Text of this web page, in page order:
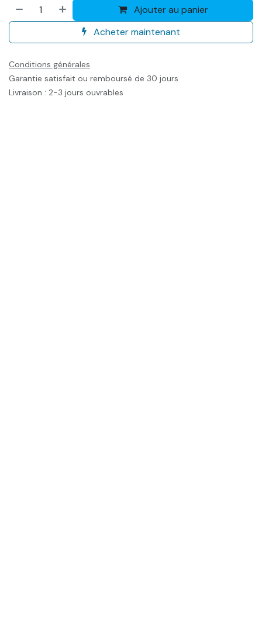
Ajouter au panier
Acheter maintenant
Conditions générales
Garantie satisfait ou remboursé de 30 jours
Livraison : 2-3 jours ouvrables